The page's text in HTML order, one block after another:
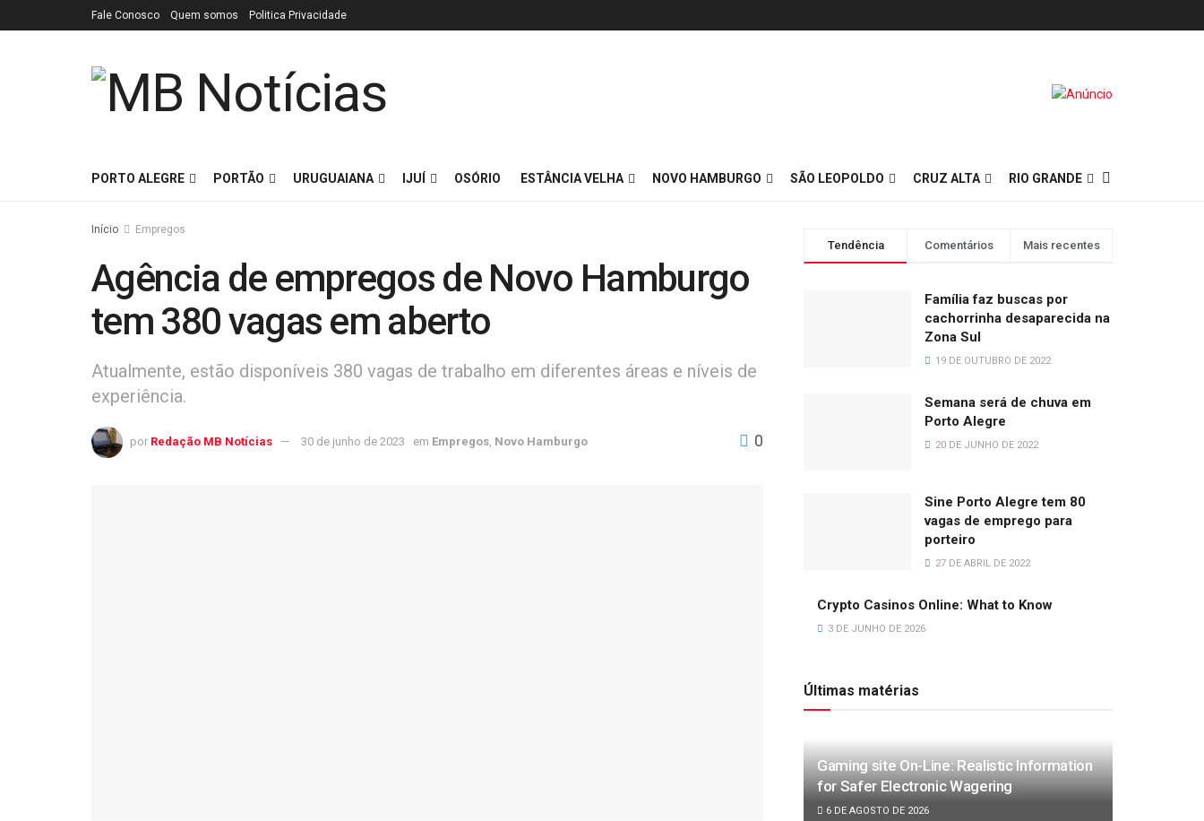
Fale Conosco Quem somos Politica Privacidade
PORTO ALEGRE PORTÃO URUGUAIANA IJUÍ OSÓRIO ESTÂNCIA VELHA NOVO HAMBURGO SÃO LEOPOLDO CRUZ ALTA RIO GRANDE
Início Empregos
Agência de empregos de Novo Hamburgo
tem 380 vagas em aberto
Atualmente, estão disponíveis 380 vagas de trabalho em diferentes áreas e níveis de
experiência.
por Redação MB Notícias 30 de junho de 2023 em Empregos Novo Hamburgo 0
Tendência Comentários Mais recentes
Família faz buscas por
cachorrinha desaparecida na
Zona Sul
19 DE OUTUBRO DE 2022
Semana será de chuva em
Porto Alegre
20 DE JUNHO DE 2022
Sine Porto Alegre tem 80
vagas de emprego para
porteiro
27 DE ABRIL DE 2022
Crypto Casinos Online: What to Know
3 DE JUNHO DE 2026
Últimas matérias
Gaming site On-Line: Realistic Information
for Safer Electronic Wagering
6 DE AGOSTO DE 2026